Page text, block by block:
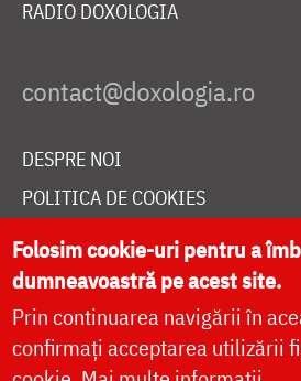
RADIO DOXOLOGIA
DESPRE NOI
POLITICA DE COOKIES
DONEAZĂ ONLINE PENTRU
LIVE
Folosim cookie-uri pentru a
dumneavoastră pe acest site.
Prin continuarea navigării în
confirmați acceptarea utilizării